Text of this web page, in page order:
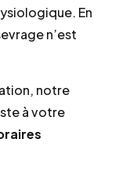
En
n’est
notre
à votre